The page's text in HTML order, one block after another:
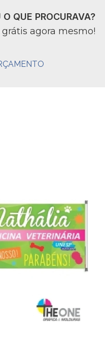
O QUE PROCURAVA?
agora mesmo!